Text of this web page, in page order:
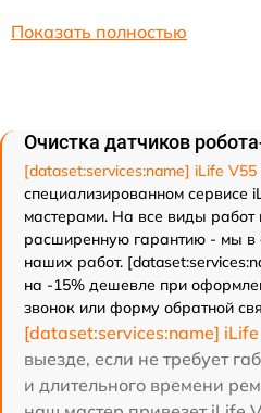
Показать полностью
Очистка датчиков
[dataset:services:name] iLife V55
специализированном сервисе
мастерами. На все виды работ
расширенную гарантию - мы в
наших работ.
на -15% дешевле при
звонок или форму обратной
[dataset:services:name]
выезде, если не требует
и длительного времени